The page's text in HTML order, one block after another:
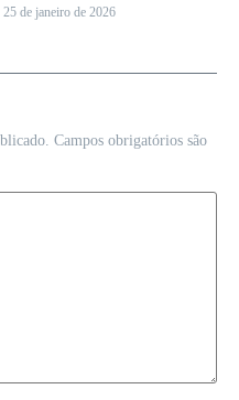
25 de janeiro de 2026
Campos obrigatórios são